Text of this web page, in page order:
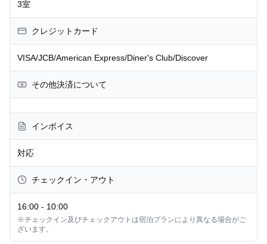
3室
クレジットカード
VISA/JCB/American Express/Diner's Club/Discover
その他決済について
インボイス
対応
チェックイン・アウト
16:00 - 10:00
※チェックイン及びチェックアウトは宿泊プランにより異なる場合がご
ざいます。